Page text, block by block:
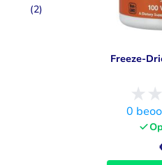
(2)
Freeze-
0